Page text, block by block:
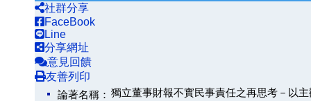
社群分享
FaceBook
Line
分享網址
意見回饋
友善列印
論著名稱： 獨立董事財報不實民事責任之再思考－以